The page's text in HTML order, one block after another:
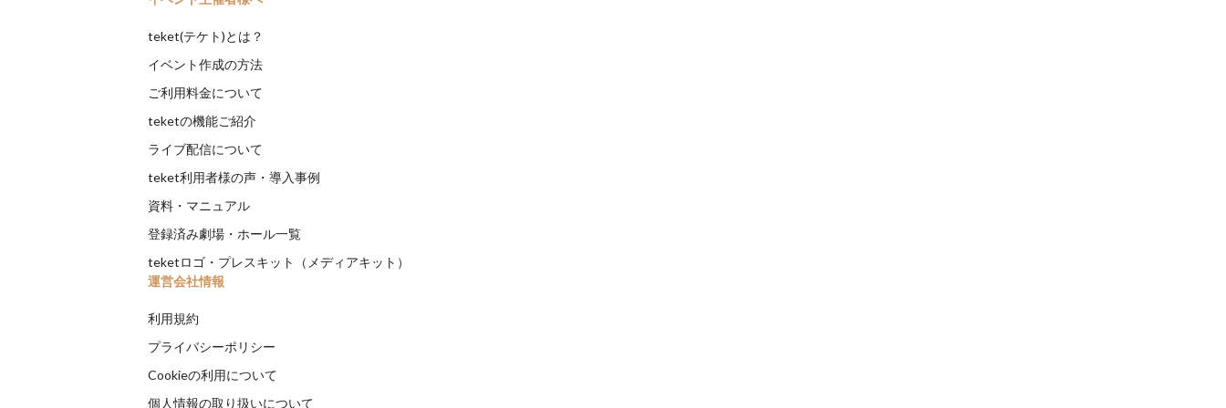
teket(テケト)とは？
イベント作成の方法
ご利用料金について
teketの機能ご紹介
ライブ配信について
teket利用者様の声・導入事例
資料・マニュアル
登録済み劇場・ホール一覧
teketロゴ・プレスキット（メディアキット）
運営会社情報
利用規約
プライバシーポリシー
Cookieの利用について
個人情報の取り扱いについて